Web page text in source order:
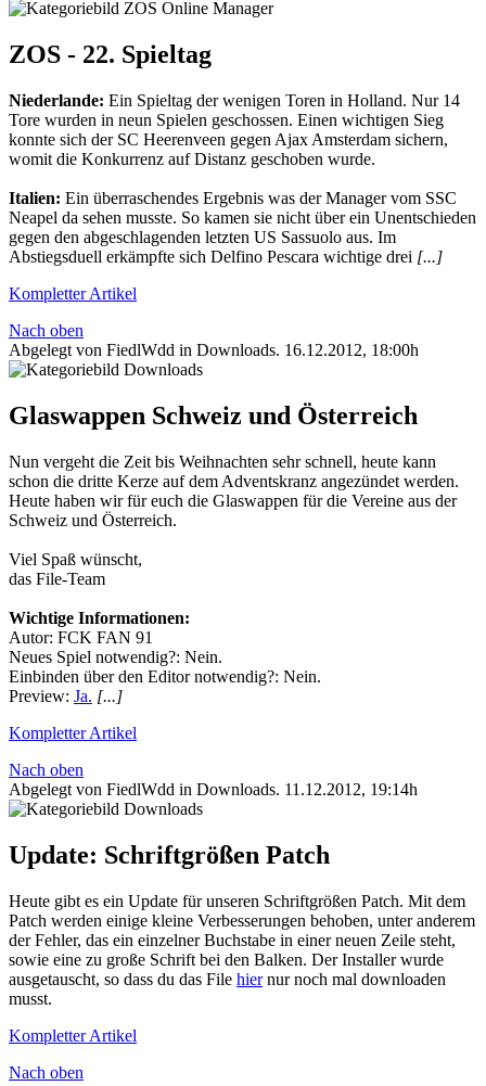
ZOS - 22. Spieltag
Niederlande: Ein Spieltag der wenigen Toren in Holland. Nur 14
Tore wurden in neun Spielen geschossen. Einen wichtigen Sieg
konnte sich der SC Heerenveen gegen Ajax Amsterdam sichern,
womit die Konkurrenz auf Distanz geschoben wurde.
Italien: Ein überraschendes Ergebnis was der Manager vom SSC
Neapel da sehen musste. So kamen sie nicht über ein Unentschieden
gegen den abgeschlagenden letzten US Sassuolo aus. Im
Abstiegsduell erkämpfte sich Delfino Pescara wichtige drei [...]
Kompletter Artikel
Nach oben
Abgelegt von FiedlWdd in Downloads. 16.12.2012, 18:00h
Glaswappen Schweiz und Österreich
Nun vergeht die Zeit bis Weihnachten sehr schnell, heute kann
schon die dritte Kerze auf dem Adventskranz angezündet werden.
Heute haben wir für euch die Glaswappen für die Vereine aus der
Schweiz und Österreich.
Viel Spaß wünscht,
das File-Team
Wichtige Informationen:
Autor: FCK FAN 91
Neues Spiel notwendig?: Nein.
Einbinden über den Editor notwendig?: Nein.
Preview: Ja. [...]
Kompletter Artikel
Nach oben
Abgelegt von FiedlWdd in Downloads. 11.12.2012, 19:14h
Update: Schriftgrößen Patch
Heute gibt es ein Update für unseren Schriftgrößen Patch. Mit dem
Patch werden einige kleine Verbesserungen behoben, unter anderem
der Fehler, das ein einzelner Buchstabe in einer neuen Zeile steht,
sowie eine zu große Schrift bei den Balken. Der Installer wurde
ausgetauscht, so dass du das File hiernur noch mal downloaden
musst.
Kompletter Artikel
Nach oben